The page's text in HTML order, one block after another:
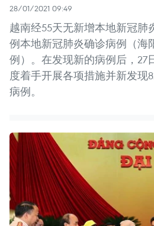
28/01/2021 09:49
越南经55天无新增本地新冠肺
例本地新冠肺炎确诊病例（海
例）。在发现新的病例后，27
度着手开展各项措施并新发现
病例。